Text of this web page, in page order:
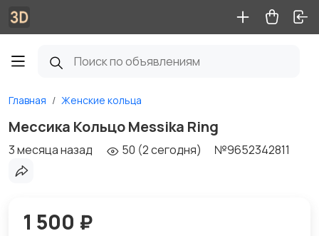
Главная Женские кольца
Мессика Кольцо Messika Ring
3 месяца назад 50 (2 сегодня) №9652342811
1 500 ₽